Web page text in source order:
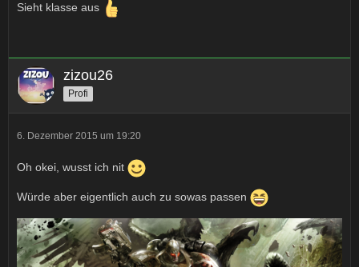
Sieht klasse aus
zizou26
Profi
6. Dezember 2015 um 19:20
Oh okei, wusst ich nit
Würde aber eigentlich auch zu sowas passen